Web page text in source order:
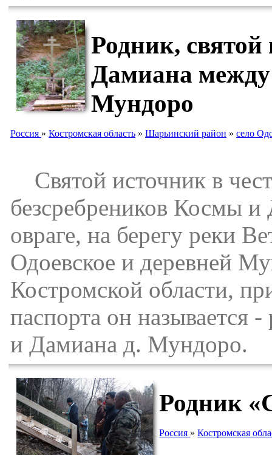
Родник,
Дамиана между
Мундоро
Россия » Костромская область » Шарьинский район » село
Святой источник в
безсребреников Космы
овраге, на берегу реки
Одоевское и деревней
Костромской области,
паспорта он называется
и Дамиана д. Мундоро.
Родник
Россия »Костромская